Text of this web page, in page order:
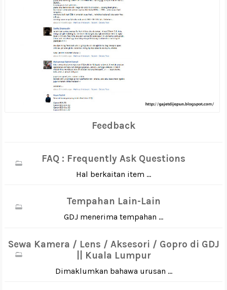
Feedback
FAQ : Frequently Ask Questions
Hal berkaitan item ...
Tempahan Lain-Lain
GDJ menerima tempahan ...
Sewa Kamera / Lens / Aksesori / Gopro di GDJ
|| Kuala Lumpur
Dimaklumkan bahawa urusan ...